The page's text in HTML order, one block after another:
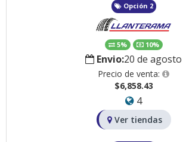
Opción 2
5% 10%
Envio:20 de agosto
Precio de venta:
$6,858.43
4
Ver tiendas